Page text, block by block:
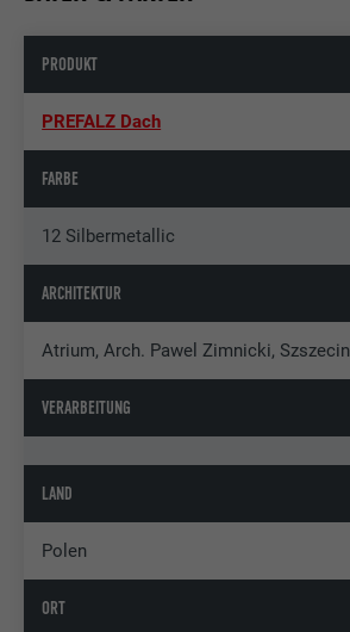
PRODUKT
PREFALZ Dach
FARBE
12 Silbermetallic
ARCHITEKTUR
Atrium, Arch. Pawel Zimnicki, Szszecin
VERARBEITUNG
LAND
Polen
ORT